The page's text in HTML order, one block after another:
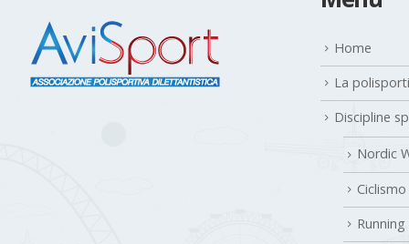
Home
La
Discipline
Nordic
Running